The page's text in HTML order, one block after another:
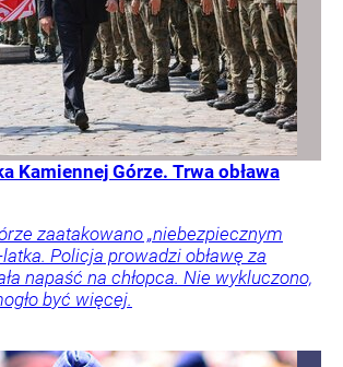
Kamiennej Górze. Trwa obława
zaatakowano „niebezpiecznym
Policja prowadzi obławę za
napaść na chłopca. Nie wykluczono,
być więcej.